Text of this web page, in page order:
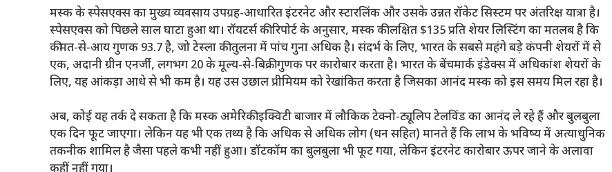
मस्क के स्पेसएक्स का मुख्य व्यवसाय उपग्रह-आधारित इंटरनेट और स्टारलिंक और उसके उन्नत रॉकेट सिस्टम पर अंतरिक्ष यात्रा है।
स्पेसएक्स को पिछले साल घाटा हुआ था। रॉयटर्स की रिपोर्ट के अनुसार, मस्क की लक्षित $135 प्रति शेयर लिस्टिंग का मतलब है कि
कीमत-से-आय गुणक 93.7 है, जो टेस्ला की तुलना में पांच गुना अधिक है। संदर्भ के लिए, भारत के सबसे महंगे बड़े कंपनी शेयरों में से
एक, अदानी ग्रीन एनर्जी, लगभग 20 के मूल्य-से-बिक्री गुणक पर कारोबार करता है। भारत के बेंचमार्क इंडेक्स में अधिकांश शेयरों के
लिए, यह आंकड़ा आधे से भी कम है। यह उस उछाल प्रीमियम को रेखांकित करता है जिसका आनंद मस्क को इस समय मिल रहा है।
अब, कोई यह तर्क दे सकता है कि मस्क अमेरिकी इक्विटी बाजार में लौकिक टेक्नो-ट्यूलिप टेलविंड का आनंद ले रहे हैं और बुलबुला
एक दिन फूट जाएगा। लेकिन यह भी एक तथ्य है कि अधिक से अधिक लोग (धन सहित) मानते हैं कि लाभ के भविष्य में अत्याधुनिक
तकनीक शामिल है जैसा पहले कभी नहीं हुआ। डॉटकॉम का बुलबुला भी फूट गया, लेकिन इंटरनेट कारोबार ऊपर जाने के अलावा